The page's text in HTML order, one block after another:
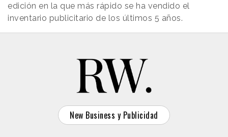
edición en la que más rápido se ha vendido el
inventario publicitario de los últimos 5 años.
New Business y Publicidad